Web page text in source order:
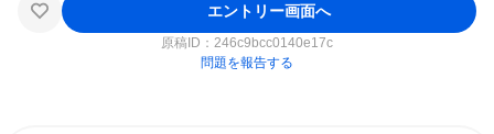
エントリー画面へ
原稿ID： 246c9bcc0140e17c
問題を報告する